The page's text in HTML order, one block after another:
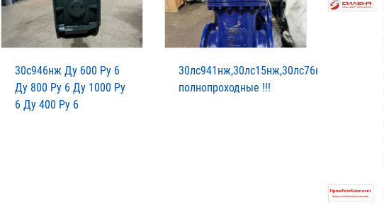
30с946нж Ду 600 Ру 6
Ду 800 Ру 6 Ду 1000 Ру
6 Ду 400 Ру 6
30лс941нж,30лс15нж,30лс76нж
полнопроходные !!!